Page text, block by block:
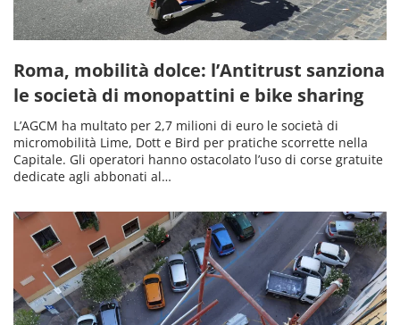
Roma, mobilità dolce: l’Antitrust sanziona
le società di monopattini e bike sharing
L’AGCM ha multato per 2,7 milioni di euro le società di
micromobilità Lime, Dott e Bird per pratiche scorrette nella
Capitale. Gli operatori hanno ostacolato l’uso di corse gratuite
dedicate agli abbonati al…